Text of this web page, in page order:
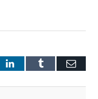
LinkedInTumblr